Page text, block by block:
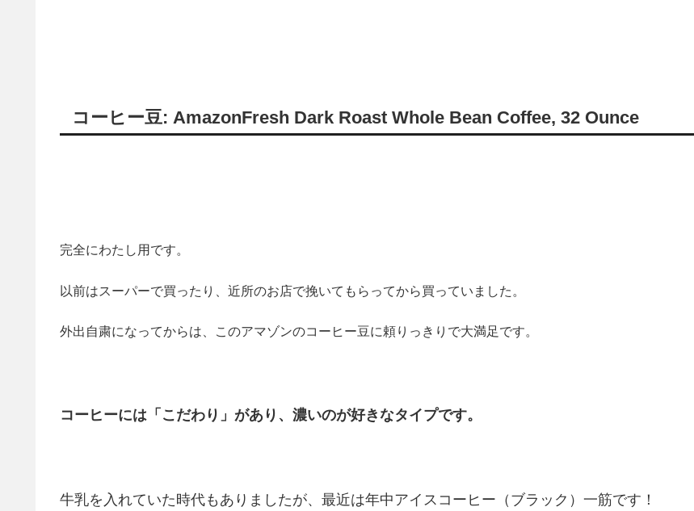
コーヒー豆: AmazonFresh Dark Roast Whole Bean Coffee, 32 Ounce
完全にわたし用です。
以前はスーパーで買ったり、近所のお店で挽いてもらってから買っていました。
外出自粛になってからは、このアマゾンのコーヒー豆に頼りっきりで大満足です。
コーヒーには「こだわり」があり、濃いのが好きなタイプです。
牛乳を入れていた時代もありましたが、最近は年中アイスコーヒー（ブラック）一筋です！